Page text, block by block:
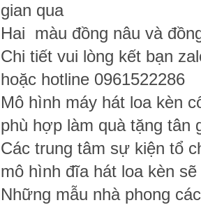
gian qua
Hai màu đồng nâu và
Chi tiết vui lòng kết bạn
hoặc hotline 0961522286
Mô hình máy hát loa kèn
phù hợp làm quà tặng tân
Các trung tâm sự kiện tổ
mô hình đĩa hát loa kèn
Những mẫu nhà phong